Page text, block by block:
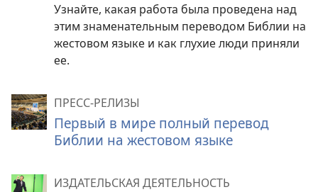
Узнайте, какая работа была проведена над
этим знаменательным переводом Библии на
жестовом языке и как глухие люди приняли
ее.
ПРЕСС-РЕЛИЗЫ
Первый в мире полный перевод
Библии на жестовом языке
ИЗДАТЕЛЬСКАЯ ДЕЯТЕЛЬНОСТЬ